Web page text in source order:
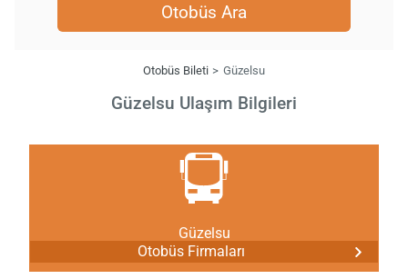
Otobüs Ara
Otobüs Bileti Güzelsu
Güzelsu Ulaşım Bilgileri
Güzelsu
Otobüs Firmaları